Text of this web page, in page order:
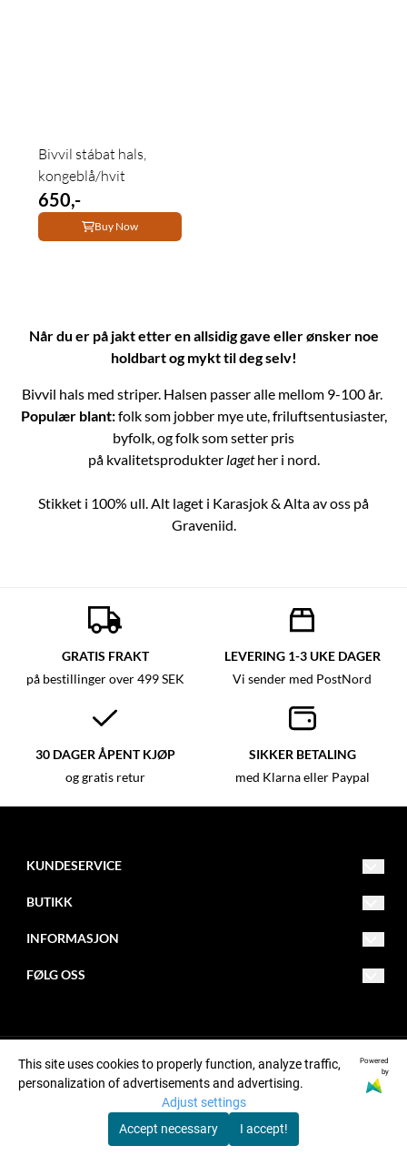
Bivvil stábat hals,
kongeblå/hvit
650,-
Buy Now
Når du er på jakt etter en allsidig gave eller ønsker noe
holdbart og mykt til deg selv!
Bivvil hals med striper. Halsen passer alle mellom 9-100 år.
Populær blant:folk som jobber mye ute, friluftsentusiaster,
byfolk, og folk som setter pris
på kvalitetsprodukter lagether i nord.
Stikket i 100% ull. Alt laget i Karasjok & Alta av oss på
Graveniid.
GRATIS FRAKT
på bestillinger over 499 SEK
LEVERING 1-3 UKE DAGER
Vi sender med PostNord
30 DAGER ÅPENT KJØP
og gratis retur
SIKKER BETALING
med Klarna eller Paypal
KUNDESERVICE
012 - 345 67 89
Adresse 123
123 45
BUTIKK
Logg inn
INFORMASJON
Nyhetsbrev
Om informasjonskapsler
FØLG OSS
Instagram
Pinterest© Opphavsrettsselskap, org.nummer xxxxxx-xxxx
This site uses cookies to properly function, analyze traffic,
personalization of advertisements and advertising.
Powered
by
Adjust settings
Accept necessary
I accept!